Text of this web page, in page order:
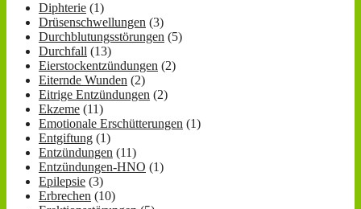
Diphterie (1)
Drüsenschwellungen (3)
Durchblutungsstörungen (5)
Durchfall (13)
Eierstockentzündungen (2)
Eiternde Wunden (2)
Eitrige Entzündungen (2)
Ekzeme (11)
Emotionale Erschütterungen (1)
Entgiftung (1)
Entzündungen (11)
Entzündungen-HNO (1)
Epilepsie (3)
Erbrechen (10)